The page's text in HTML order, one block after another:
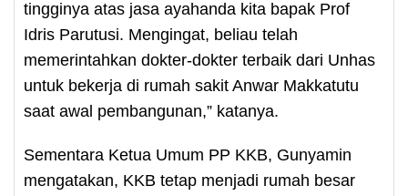
tingginya atas jasa ayahanda kita bapak Prof
Idris Parutusi. Mengingat, beliau telah
memerintahkan dokter-dokter terbaik dari Unhas
untuk bekerja di rumah sakit Anwar Makkatutu
saat awal pembangunan,” katanya.
Sementara Ketua Umum PP KKB, Gunyamin
mengatakan, KKB tetap menjadi rumah besar